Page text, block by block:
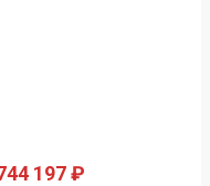
197 ₽